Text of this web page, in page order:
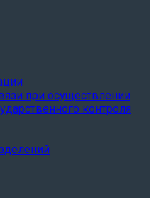
при осуществлении
контроля